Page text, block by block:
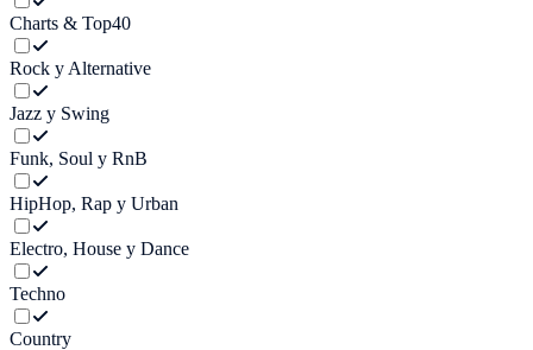
Charts & Top40
Rock y Alternative
Jazz y Swing
Funk, Soul y RnB
HipHop, Rap y Urban
Electro, House y Dance
Techno
Country